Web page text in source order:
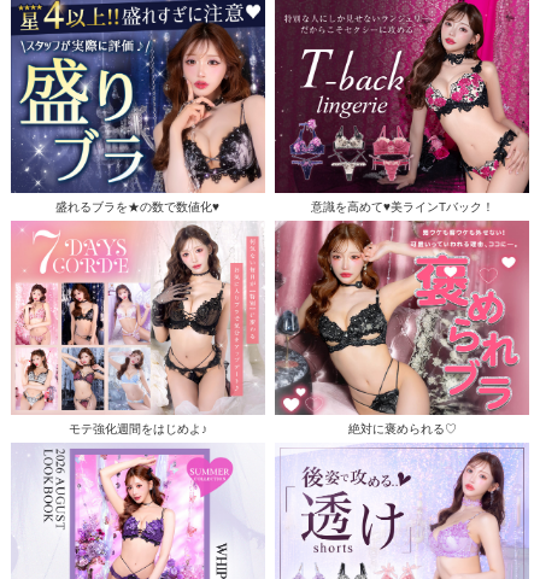
盛れるブラを★の数で数値化♥ 意識を高めて♥美ラインTバック！
モテ強化週間をはじめよ♪ 絶対に褒められる♡